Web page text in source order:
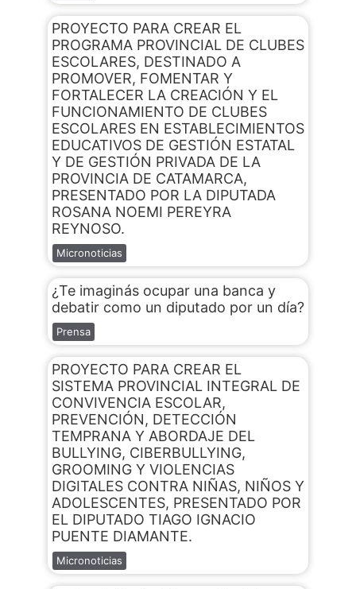
PROYECTO PARA CREAR EL
PROGRAMA PROVINCIAL DE CLUBES
ESCOLARES, DESTINADO A
PROMOVER, FOMENTAR Y
FORTALECER LA CREACIÓN Y EL
FUNCIONAMIENTO DE CLUBES
ESCOLARES EN ESTABLECIMIENTOS
EDUCATIVOS DE GESTIÓN ESTATAL
Y DE GESTIÓN PRIVADA DE LA
PROVINCIA DE CATAMARCA,
PRESENTADO POR LA DIPUTADA
ROSANA NOEMI PEREYRA
REYNOSO.
Micronoticias
¿Te imaginás ocupar una banca y
debatir como un diputado por un día?
Prensa
PROYECTO PARA CREAR EL
SISTEMA PROVINCIAL INTEGRAL DE
CONVIVENCIA ESCOLAR,
PREVENCIÓN, DETECCIÓN
TEMPRANA Y ABORDAJE DEL
BULLYING, CIBERBULLYING,
GROOMING Y VIOLENCIAS
DIGITALES CONTRA NIÑAS, NIÑOS Y
ADOLESCENTES, PRESENTADO POR
EL DIPUTADO TIAGO IGNACIO
PUENTE DIAMANTE.
Micronoticias